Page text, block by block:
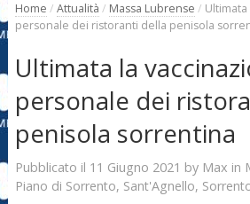
Home / Attualità / Massa Lubrense /
personale dei ristoranti della penisola
Ultimata la
personale dei
penisola sorrentina
Pubblicato il 11 Giugno 2021 by Max in
Piano di Sorrento, Sant'Agnello,